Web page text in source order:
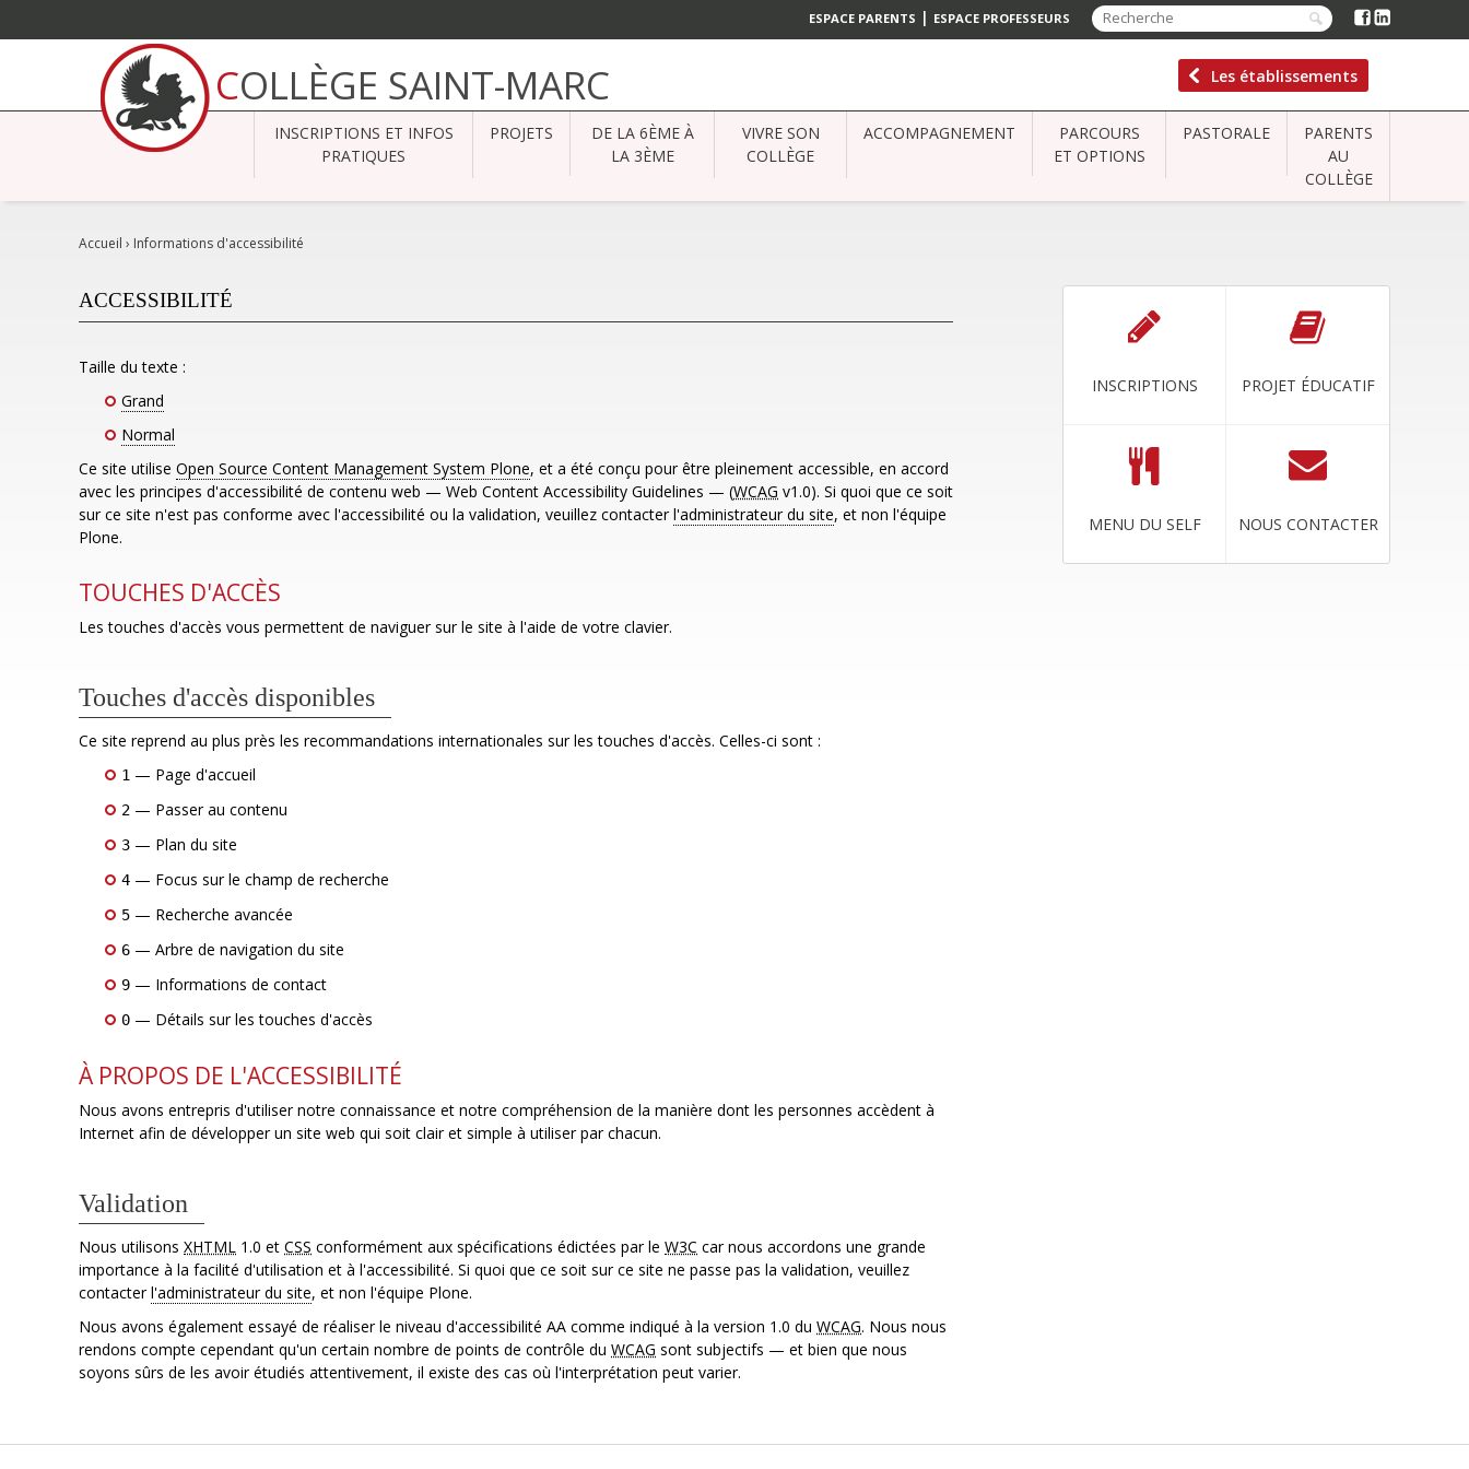
ESPACE PARENTS | ESPACE PROFESSEURS
contenu.
Aller
COLLÈGE SAINT-MARC Les établissements
INSCRIPTIONS ET INFOS
PRATIQUES
PROJETS
DE LA 6ÈME À
LA 3ÈME
VIVRE SON
COLLÈGE
ACCOMPAGNEMENT
PARCOURS
ET OPTIONS
PASTORALE
PARENTS
AU
COLLÈGE
Accueil › Informations d'accessibilité
INSCRIPTIONS PROJET ÉDUCATIF
MENU DU SELF NOUS CONTACTER
ACCESSIBILITÉ
Taille du texte :
Grand
Normal
Ce site utilise Open Source Content Management System Plone, et a été conçu pour être pleinement accessible, en accord
avec les principes d'accessibilité de contenu web — Web Content Accessibility Guidelines — (WCAG v1.0). Si quoi que ce soit
sur ce site n'est pas conforme avec l'accessibilité ou la validation, veuillez contacterl'administrateur du site, et non l'équipe
Plone.
TOUCHES D'ACCÈS
Les touches d'accès vous permettent de naviguer sur le site à l'aide de votre clavier.
Touches d'accès disponibles
Ce site reprend au plus près les recommandations internationales sur les touches d'accès. Celles-ci sont :
1 — Page d'accueil
2 — Passer au contenu
3 — Plan du site
4 — Focus sur le champ de recherche
5 — Recherche avancée
6 — Arbre de navigation du site
9 — Informations de contact
0 — Détails sur les touches d'accès
À PROPOS DE L'ACCESSIBILITÉ
Nous avons entrepris d'utiliser notre connaissance et notre compréhension de la manière dont les personnes accèdent à
Internet afin de développer un site web qui soit clair et simple à utiliser par chacun.
Validation
Nous utilisons XHTML 1.0 et CSS conformément aux spécifications édictées par le W3C car nous accordons une grande
importance à la facilité d'utilisation et à l'accessibilité. Si quoi que ce soit sur ce site ne passe pas la validation, veuillez
contacterl'administrateur du site, et non l'équipe Plone.
Nous avons également essayé de réaliser le niveau d'accessibilité AA comme indiqué à la version 1.0 du WCAG. Nous nous
rendons compte cependant qu'un certain nombre de points de contrôle du WCAG sont subjectifs — et bien que nous
soyons sûrs de les avoir étudiés attentivement, il existe des cas où l'interprétation peut varier.